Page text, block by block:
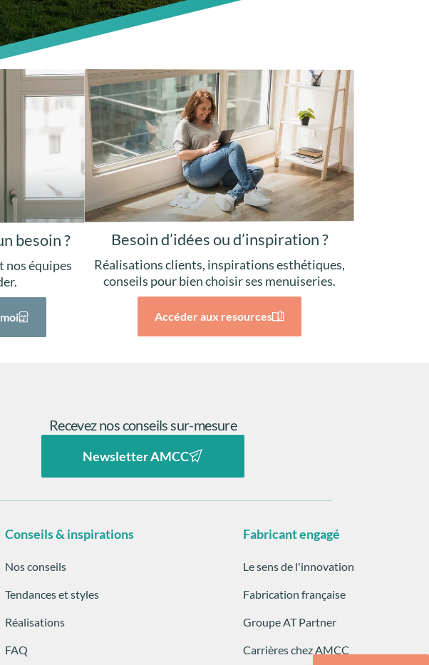
besoin ?
nos équipes
Besoin d’idées ou d’inspiration ?
Réalisations clients, inspirations esthétiques,
conseils pour bien choisir ses menuiseries.
Accéder aux resources
Recevez nos conseils sur-mesure
Newsletter AMCC
Conseils & inspirations
Nos conseils
Tendances et styles
Réalisations
FAQ
Fabricant engagé
Le sens de l'innovation
Fabrication française
Groupe AT Partner
Carrières chez AMCC